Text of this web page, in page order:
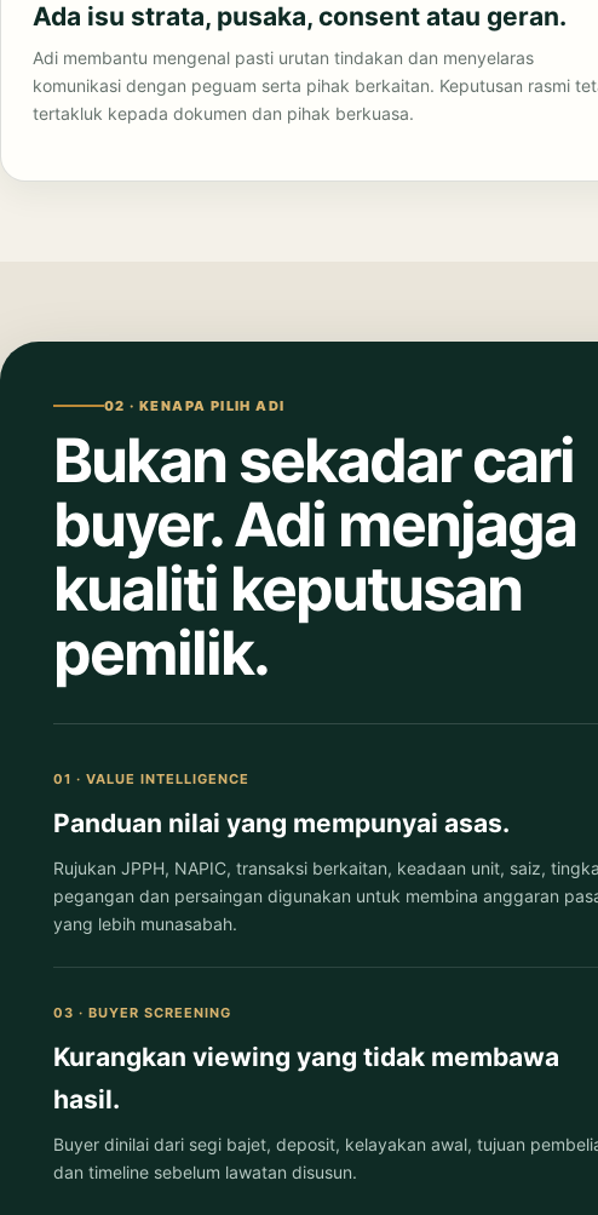
Ada isu strata, pusaka, consent atau geran.
Adi membantu mengenal pasti urutan tindakan dan menyelaras
komunikasi dengan peguam serta pihak berkaitan. Keputusan rasmi
tertakluk kepada dokumen dan pihak berkuasa.
02 · KENAPA PILIH ADI
Bukan sekadar cari
buyer. Adi menjaga
kualiti keputusan
pemilik.
01 · VALUE INTELLIGENCE
Panduan nilai yang mempunyai asas.
Rujukan JPPH, NAPIC, transaksi berkaitan, keadaan unit, saiz,
pegangan dan persaingan digunakan untuk membina anggaran
yang lebih munasabah.
03 · BUYER SCREENING
Kurangkan viewing yang tidak membawa
hasil.
Buyer dinilai dari segi bajet, deposit, kelayakan awal, tujuan
dan timeline sebelum lawatan disusun.